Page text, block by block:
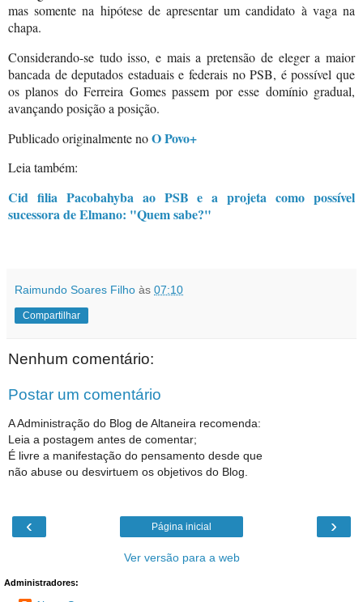
mas somente na hipótese de apresentar um candidato à vaga na
chapa.
Considerando-se tudo isso, e mais a pretensão de eleger a maior
bancada de deputados estaduais e federais no PSB, é possível que
os planos do Ferreira Gomes passem por esse domínio gradual,
avançando posição a posição.
Publicado originalmente noO Povo+
Leia também:
Cid filia Pacobahyba ao PSB e a projeta como possível
sucessora de Elmano: "Quem sabe?"
Raimundo Soares Filho às 07:10
Compartilhar
Nenhum comentário:
Postar um comentário
A Administração do Blog de Altaneira recomenda:
Leia a postagem antes de comentar;
É livre a manifestação do pensamento desde que
não abuse ou desvirtuem os objetivos do Blog.
‹ ›
Página inicial
Ver versão para a web
Administradores: